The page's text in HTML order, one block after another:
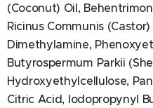
(Coconut) Oil,
Ricinus Communis
Dimethylamine,
Butyrospermum Parkii
Hydroxyethylcellulose,
Citric Acid, Iodopropynyl